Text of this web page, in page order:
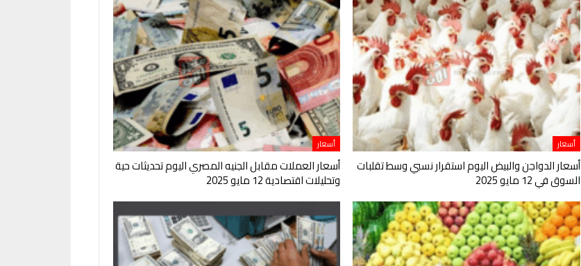
أسعار
أسعار الدواجن والبيض اليوم استقرار نسبي وسط تقلبات
السوق في 12 مايو 2025
أسعار
أسعار العملات مقابل الجنيه المصري اليوم تحديثات حية
وتحليلات اقتصادية 12 مايو 2025